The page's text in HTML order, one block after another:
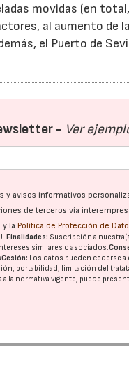
movidas (en
al aumento de
el Puerto de
- Ver
y avisos informativos
de terceros vía
y la Política de Protección de
Finalidades: Suscripción a
similares o asociados.
Cesión: Los datos pueden cederse a
portabilidad, limitación del
la normativa vigente, puede